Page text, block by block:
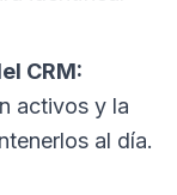
CRM:
activos y la
al día.